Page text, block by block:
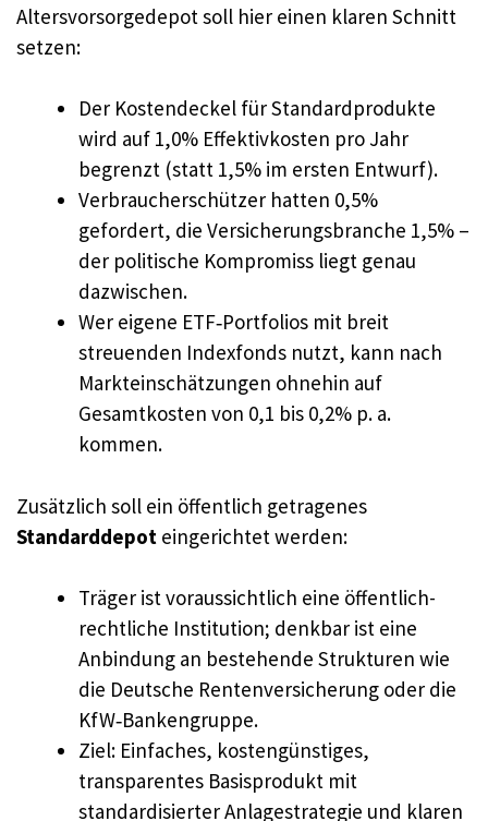
Altersvorsorgedepot soll hier einen klaren Schnitt
setzen:
Der Kostendeckel für Standardprodukte
wird auf 1,0% Effektivkosten pro Jahr
begrenzt (statt 1,5% im ersten Entwurf).
Verbraucherschützer hatten 0,5%
gefordert, die Versicherungsbranche 1,5% –
der politische Kompromiss liegt genau
dazwischen.
Wer eigene ETF‑Portfolios mit breit
streuenden Indexfonds nutzt, kann nach
Markteinschätzungen ohnehin auf
Gesamtkosten von 0,1 bis 0,2% p. a.
kommen.
Zusätzlich soll ein öffentlich getragenes
Standarddepot eingerichtet werden:
Träger ist voraussichtlich eine öffentlich-
rechtliche Institution; denkbar ist eine
Anbindung an bestehende Strukturen wie
die Deutsche Rentenversicherung oder die
KfW‑Bankengruppe.
Ziel: Einfaches, kostengünstiges,
transparentes Basisprodukt mit
standardisierter Anlagestrategie und klaren